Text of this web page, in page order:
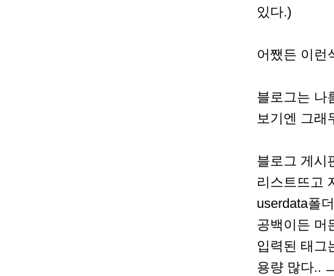
있다.)
어쨌든 이런
블로그는 나
보기엔 그래
블로그 게시
리스트뜨고
userdata폴
공백이든 머
입력된 태그
용량 많다..